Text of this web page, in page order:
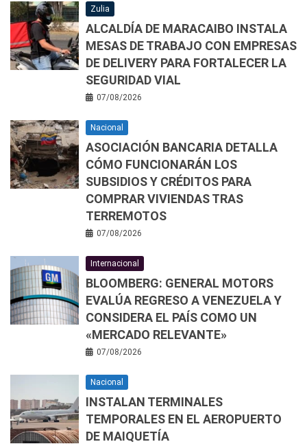
Zulia
ALCALDÍA DE MARACAIBO INSTALA
MESAS DE TRABAJO CON EMPRESAS
DE DELIVERY PARA FORTALECER LA
SEGURIDAD VIAL
07/08/2026
Nacional
ASOCIACIÓN BANCARIA DETALLA
CÓMO FUNCIONARÁN LOS
SUBSIDIOS Y CRÉDITOS PARA
COMPRAR VIVIENDAS TRAS
TERREMOTOS
07/08/2026
Internacional
BLOOMBERG: GENERAL MOTORS
EVALÚA REGRESO A VENEZUELA Y
CONSIDERA EL PAÍS COMO UN
«MERCADO RELEVANTE»
07/08/2026
Nacional
INSTALAN TERMINALES
TEMPORALES EN EL AEROPUERTO
DE MAIQUETÍA